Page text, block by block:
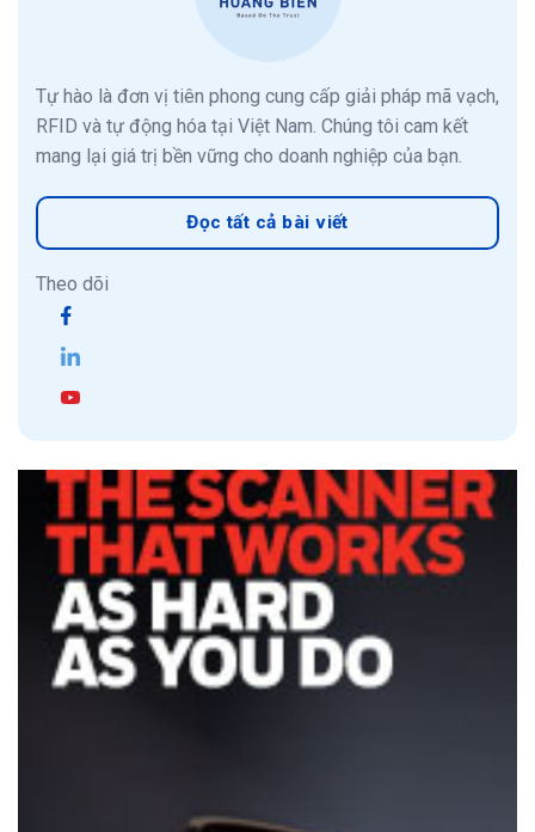
Tự hào là đơn vị tiên phong cung cấp giải pháp mã vạch,
RFID và tự động hóa tại Việt Nam. Chúng tôi cam kết
mang lại giá trị bền vững cho doanh nghiệp của bạn.
Đọc tất cả bài viết
Theo dõi